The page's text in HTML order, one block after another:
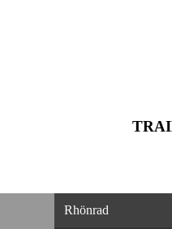
Rhönrad